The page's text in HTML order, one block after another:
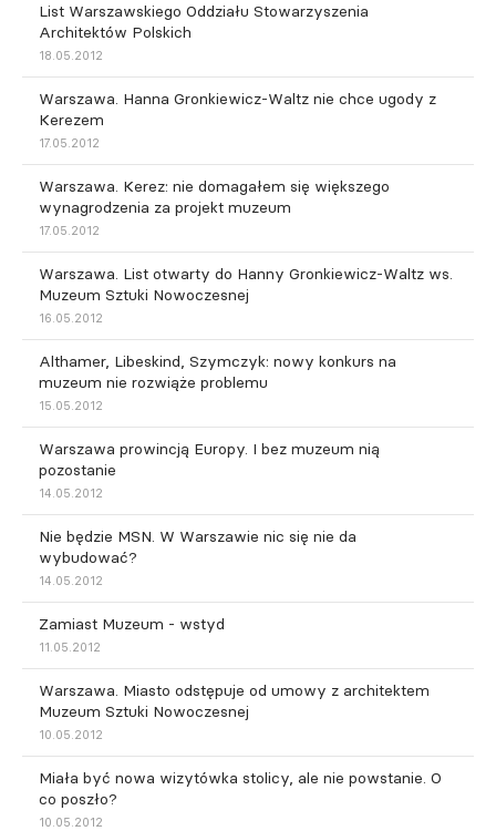
List Warszawskiego Oddziału Stowarzyszenia
Architektów Polskich
18.05.2012
Warszawa. Hanna Gronkiewicz-Waltz nie chce ugody z
Kerezem
17.05.2012
Warszawa. Kerez: nie domagałem się większego
wynagrodzenia za projekt muzeum
17.05.2012
Warszawa. List otwarty do Hanny Gronkiewicz-Waltz ws.
Muzeum Sztuki Nowoczesnej
16.05.2012
Althamer, Libeskind, Szymczyk: nowy konkurs na
muzeum nie rozwiąże problemu
15.05.2012
Warszawa prowincją Europy. I bez muzeum nią
pozostanie
14.05.2012
Nie będzie MSN. W Warszawie nic się nie da
wybudować?
14.05.2012
Zamiast Muzeum - wstyd
11.05.2012
Warszawa. Miasto odstępuje od umowy z architektem
Muzeum Sztuki Nowoczesnej
10.05.2012
Miała być nowa wizytówka stolicy, ale nie powstanie. O
co poszło?
10.05.2012